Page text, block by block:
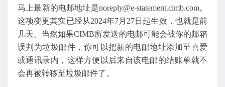
马上最新的电邮地址是noreply@e-statement.cimb.com。
这项变更其实已经从2024年7月27日起生效，也就是前
几天。当然如果CIMB所发送的电邮可能会被你的邮箱
误判为垃圾邮件，你可以把新的电邮地址添加至喜爱
或通讯录内，这样方便以后来自该电邮的结账单就不
会再被转移至垃圾邮件了。